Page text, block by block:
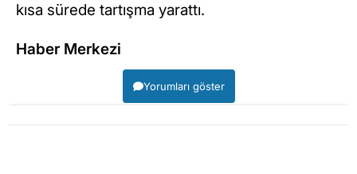
kısa sürede tartışma yarattı.
Haber Merkezi
Yorumları göster